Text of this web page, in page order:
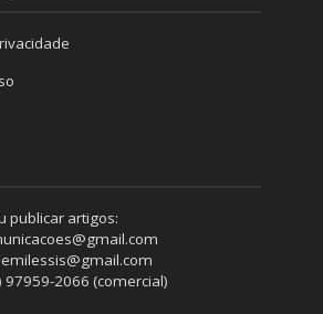
publicar artigos:
97959-2066 (comercial)